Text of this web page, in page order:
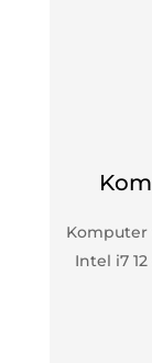
Komputer
Intel i7 12